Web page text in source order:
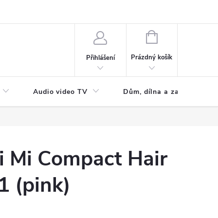
Přihlášení
NÁKUPNÍ
Prázdný košík
Audio video TV Dům, dílna a zahrada
Mi Compact Hair
(pink)